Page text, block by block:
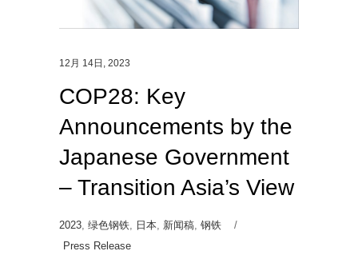
12月 14日, 2023
COP28: Key
Announcements by the
Japanese Government
– Transition Asia’s View
2023 绿色钢铁 日本 新闻稿 钢铁
Press Release